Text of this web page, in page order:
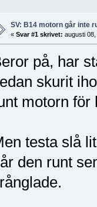
SV: B14 motorn går inte
« Svar #1 skrivet: augusti
på, har
skurit
motorn för
testa slå
den runt